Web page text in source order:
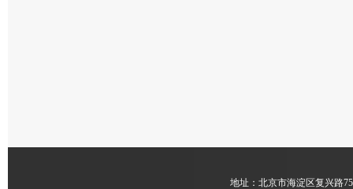
地址：北京市海淀区复兴路